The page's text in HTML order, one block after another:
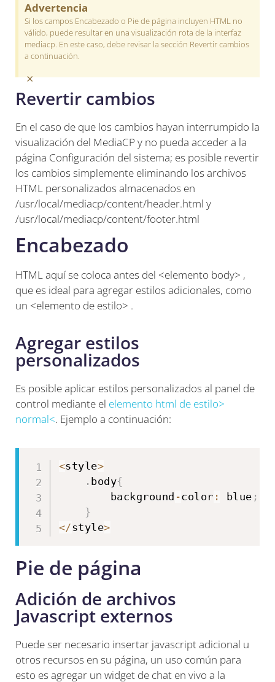
Advertencia
Si los campos Encabezado o Pie de página incluyen HTML no
válido, puede resultar en una visualización rota de la interfaz
mediacp. En este caso, debe revisar la sección Revertir cambios
a continuación.
×
Revertir cambios
En el caso de que los cambios hayan interrumpido la
visualización del MediaCP y no pueda acceder a la
página Configuración del sistema; es posible revertir
los cambios simplemente eliminando los archivos
HTML personalizados almacenados en
/usr/local/mediacp/content/header.html y
/usr/local/mediacp/content/footer.html
Encabezado
HTML aquí se coloca antes del <elemento body> ,
que es ideal para agregar estilos adicionales, como
un <elemento de estilo> .
Agregar estilos
personalizados
Es posible aplicar estilos personalizados al panel de
control mediante el elemento html de estilo>
normal<. Ejemplo a continuación:
<style>
. body{
        background
-color : blue ;
}
</style>
Pie de página
Adición de archivos
Javascript externos
Puede ser necesario insertar javascript adicional u
otros recursos en su página, un uso común para
esto es agregar un widget de chat en vivo a la